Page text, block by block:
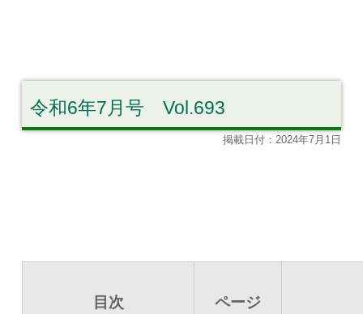
令和6年7月号 Vol.693
掲載日付：2024年7月1日
目次 ページ